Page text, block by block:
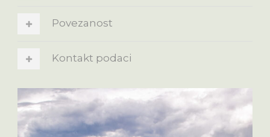
Povezanost
Kontakt podaci